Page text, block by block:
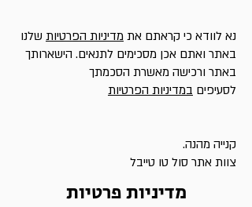
נא לוודא כי קראתם את מדיניות הפרטיות שלנו
באתר ואתם אכן מסכימים לתנאים. הישארותך
באתר ורכישה מאשרת הסכמתך
לסעיפים במדיניות הפרטיות
קנייה מהנה.
צוות אתר סול טו טייבל
מדיניות פרטיות